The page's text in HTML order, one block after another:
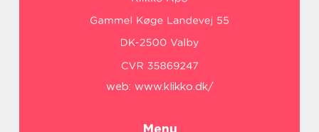
web: www.klikko.dk/